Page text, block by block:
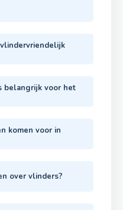
belangrijk voor het
komen voor in
over vlinders?